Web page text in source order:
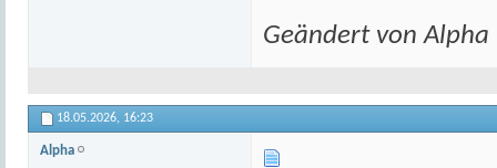
Geändert von
18.05.2026, 16:23
Alpha